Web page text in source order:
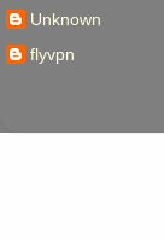
Unknown
flyvpn